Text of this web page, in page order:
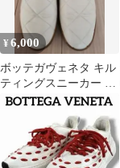
¥6,000
ボッテガヴェネタ キル
ティングスニーカー 38
1/2